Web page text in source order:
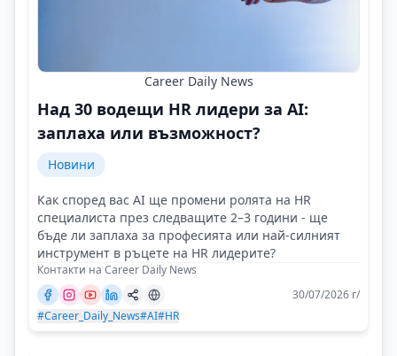
Career Daily News
Над 30 водещи HR лидери за AI:
заплаха или възможност?
Новини
Как според вас AI ще промени ролята на HR
специалиста през следващите 2–3 години - ще
бъде ли заплаха за професията или най-силният
инструмент в ръцете на HR лидерите?
Контакти на Career Daily News
30/07/2026 г/
#Career_Daily_News#AI#HR